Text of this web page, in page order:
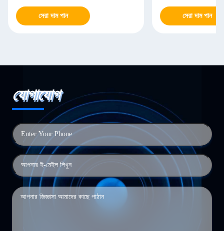
সেরা দাম পান সেরা দাম পান
যোগাযোগ